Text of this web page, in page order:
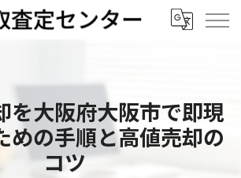
を大阪府大阪市で即現
めの手順と高値売却の
コツ